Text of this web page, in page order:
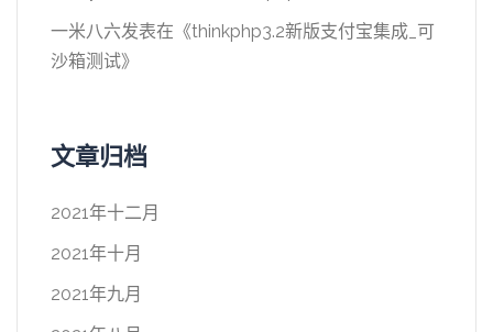
一米八六发表在《thinkphp3.2新版支付宝集成_可
沙箱测试》
文章归档
2021年十二月
2021年十月
2021年九月